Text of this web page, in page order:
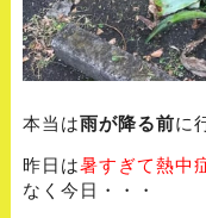
本当は雨が降る前に
昨日は暑すぎて熱中
なく今日・・・